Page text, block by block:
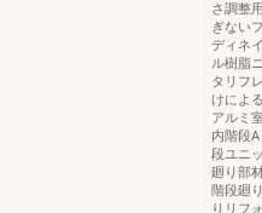
さ調整
ぎない
ディネ
ル樹脂
タリフ
けによ
アルミ
内階段
段ユニ
廻り部
階段廻
りリフ